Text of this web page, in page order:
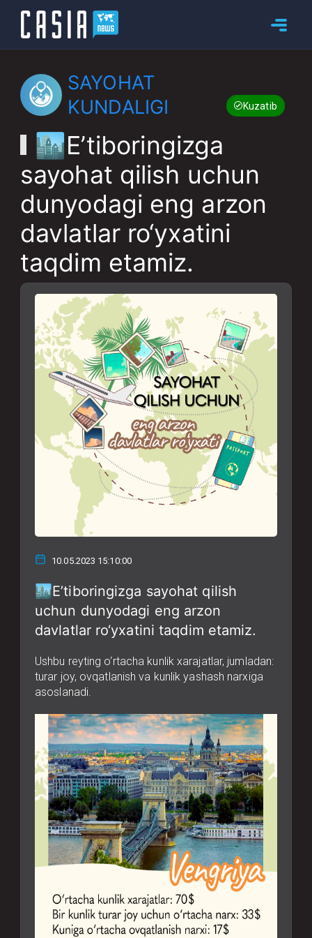
SAYOHAT
KUNDALIGI
Kuzatib boring
🏙E’tiboringizga
sayohat qilish uchun
dunyodagi eng arzon
davlatlar ro‘yxatini
taqdim etamiz.
10.05.2023 15:10:00
🏙E’tiboringizga sayohat qilish
uchun dunyodagi eng arzon
davlatlar ro‘yxatini taqdim etamiz.
Ushbu reyting o‘rtacha kunlik xarajatlar, jumladan:
turar joy, ovqatlanish va kunlik yashash narxiga
asoslanadi.